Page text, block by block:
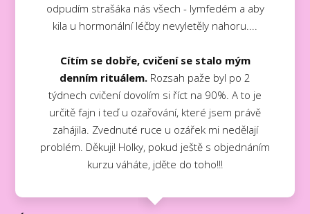
odpudím strašáka nás všech - lymfedém a aby
kila u hormonální léčby nevyletěly nahoru....
Cítím se dobře, cvičení se stalo mým
denním rituálem. Rozsah paže byl po 2
týdnech cvičení dovolím si říct na 90%. A to je
určitě fajn i teď u ozařování, které jsem právě
zahájila. Zvednuté ruce u ozářek mi nedělají
problém. Děkuji! Holky, pokud ještě s objednáním
kurzu váháte, jděte do toho!!!